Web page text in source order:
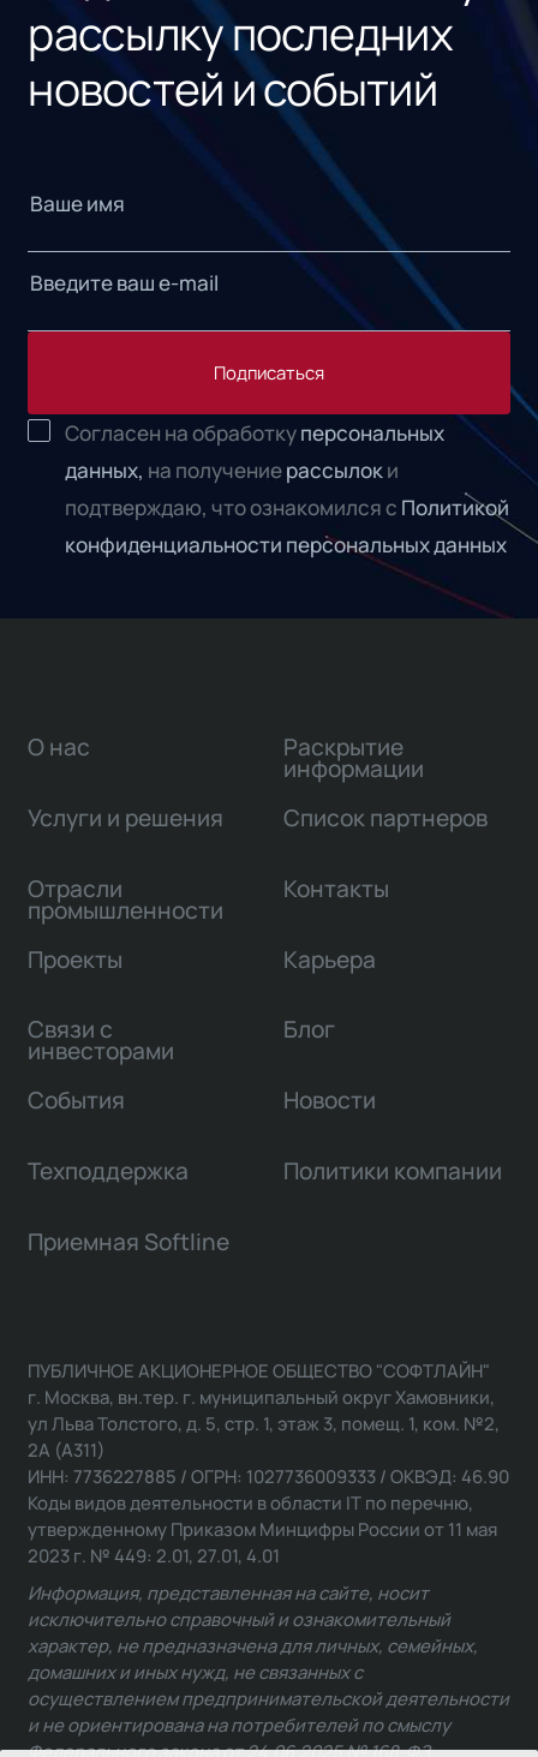
рассылку последних
новостей и событий
Подписаться
Согласен на обработкуперсональных
данных, на получениерассылоки
подтверждаю, что ознакомился с Политикой
конфиденциальности персональных данных
О нас
Услуги и решения
Отрасли
промышленности
Проекты
Связи с
инвесторами
Раскрытие
информации
Список партнеров
Контакты
Карьера
Блог
События Новости
Техподдержка Политики компании
Приемная Softline
ПУБЛИЧНОЕ АКЦИОНЕРНОЕ ОБЩЕСТВО "СОФТЛАЙН"
г. Москва, вн.тер. г. муниципальный округ Хамовники,
ул Льва Толстого, д. 5, стр. 1, этаж 3, помещ. 1, ком. №2,
2А (А311)
ИНН: 7736227885 / ОГРН: 1027736009333 / ОКВЭД: 46.90
Коды видов деятельности в области IT по перечню,
утвержденному Приказом Минцифры России от 11 мая
2023 г. № 449: 2.01, 27.01, 4.01
Информация, представленная на сайте, носит
исключительно справочный и ознакомительный
характер, не предназначена для личных, семейных,
домашних и иных нужд, не связанных с
осуществлением предпринимательской деятельности
и не ориентирована на потребителей по смыслу
Федерального закона от 24.06.2025 № 168-ФЗ.